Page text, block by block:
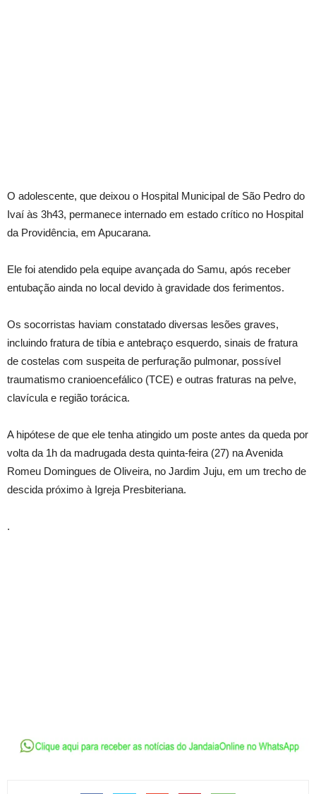
O adolescente, que deixou o Hospital Municipal de São Pedro do
Ivaí às 3h43, permanece internado em estado crítico no Hospital
da Providência, em Apucarana.
Ele foi atendido pela equipe avançada do Samu, após receber
entubação ainda no local devido à gravidade dos ferimentos.
Os socorristas haviam constatado diversas lesões graves,
incluindo fratura de tíbia e antebraço esquerdo, sinais de fratura
de costelas com suspeita de perfuração pulmonar, possível
traumatismo cranioencefálico (TCE) e outras fraturas na pelve,
clavícula e região torácica.
A hipótese de que ele tenha atingido um poste antes da queda por
volta da 1h da madrugada desta quinta-feira (27) na Avenida
Romeu Domingues de Oliveira, no Jardim Juju, em um trecho de
descida próximo à Igreja Presbiteriana.
.